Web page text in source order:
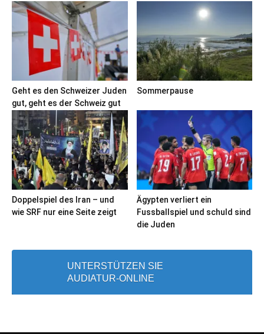
Geht es den Schweizer Juden
gut, geht es der Schweiz gut
Sommerpause
Doppelspiel des Iran – und
wie SRF nur eine Seite zeigt
Ägypten verliert ein
Fussballspiel und schuld sind
die Juden
UNTERSTÜTZEN SIE
AUDIATUR-ONLINE